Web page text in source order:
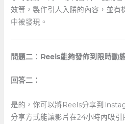
效等，製作引人入勝的內容，並有
中被發現。
問題二：Reels能夠發佈到限時動
回答二：
是的，你可以將Reels分享到
分享方式能讓影片在24小時內吸